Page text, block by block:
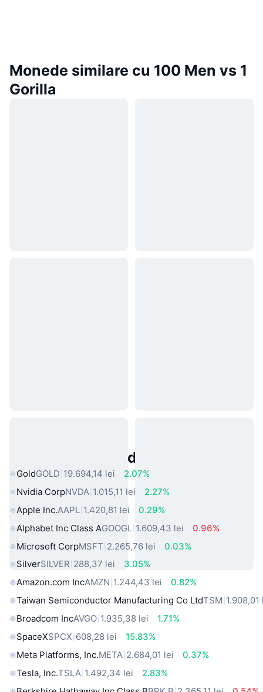
Monede similare cu 100 Men vs 1
Gorilla
Active Populare din Lumea Reală
GoldGOLD 19.694,14 lei
2.07%
Nvidia CorpNVDA 1.015,11 lei
2.27%
Apple Inc.AAPL 1.420,81 lei
0.29%
Alphabet Inc Class AGOOGL 1.609,43 lei
0.96%
Microsoft CorpMSFT 2.265,76 lei
0.03%
SilverSILVER 288,37 lei
3.05%
Amazon.com IncAMZN 1.244,43 lei
0.82%
Taiwan Semiconductor Manufacturing Co LtdTSM 1.908,01
Broadcom IncAVGO 1.935,38 lei
1.71%
SpaceXSPCX 608,28 lei
15.83%
Meta Platforms, Inc.META 2.684,01 lei
0.37%
Tesla, Inc.TSLA 1.492,34 lei
2.83%